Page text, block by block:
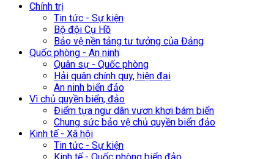
Chính trị
Tin tức - Sự kiện
Bộ đội Cụ Hồ
Bảo vệ nền tảng tư tưởng của Đảng
Quốc phòng - An ninh
Quân sự - Quốc phòng
Hải quân chính quy, hiện đại
An ninh biển đảo
Vì chủ quyền biển, đảo
Điểm tựa ngư dân vươn khơi bám biển
Chung sức bảo vệ chủ quyền biển đảo
Kinh tế - Xã hội
Tin tức - Sự kiện